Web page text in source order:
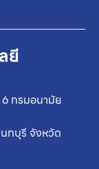
ยี
กรมอนามัย
ทบุรี จังหวัด